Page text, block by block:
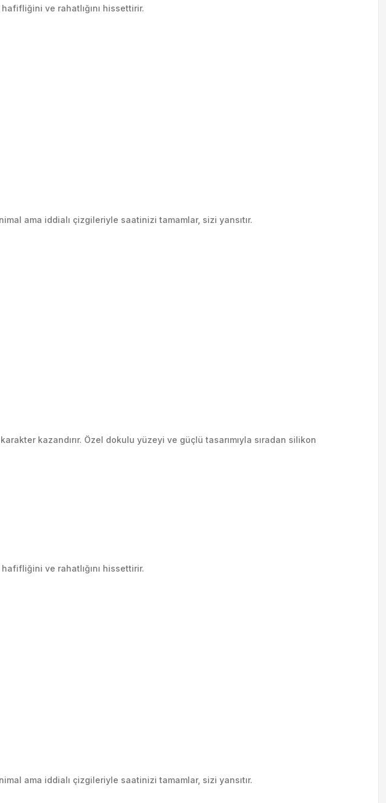
ve rahatlığını hissettirir.
ama iddialı çizgileriyle saatinizi tamamlar, sizi yansıtır.
kazandırır. Özel dokulu yüzeyi ve güçlü tasarımıyla sıradan silikon
ve rahatlığını hissettirir.
ama iddialı çizgileriyle saatinizi tamamlar, sizi yansıtır.